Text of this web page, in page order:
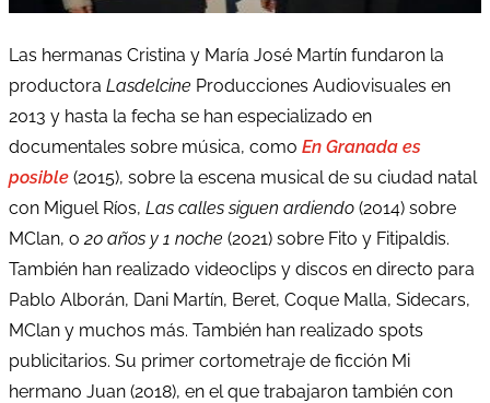
Las hermanas Cristina y María José Martín fundaron la
productora Lasdelcine Producciones Audiovisuales en
2013 y hasta la fecha se han especializado en
documentales sobre música, como En Granada es
posible (2015), sobre la escena musical de su ciudad natal
con Miguel Ríos, Las calles siguen ardiendo (2014) sobre
MClan, o20 años y 1 noche (2021) sobre Fito y Fitipaldis.
También han realizado videoclips y discos en directo para
Pablo Alborán, Dani Martín, Beret, Coque Malla, Sidecars,
MClan y muchos más. También han realizado spots
publicitarios. Su primer cortometraje de ficción Mi
hermano Juan (2018), en el que trabajaron también con